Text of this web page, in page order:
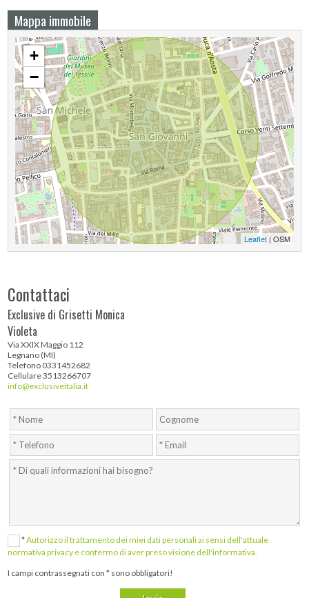
Mappa immobile
+
−
Leaflet| OSM
Contattaci
Exclusive di Grisetti Monica
Violeta
Via XXIX Maggio 112
Legnano (MI)
Telefono 0331452682
Cellulare 3513266707
info@exclusiveitalia.it
*Autorizzo il trattamento dei miei dati personali ai sensi dell'attuale
normativa privacy e confermo di aver preso visione dell'informativa.
I campi contrassegnati con * sono obbligatori!